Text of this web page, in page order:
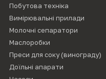
Побутова техніка
Вимірювальні прилади
Молочні сепаратори
Маслоробки
Преси для соку (винограду)
Доїльні апарати